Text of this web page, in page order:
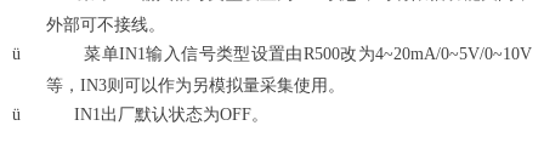
外部可不接线。
ü
菜单IN1输入信号类型设置由R500改为4~20mA/0~5V/0~10V
等，IN3则可以作为另模拟量采集使用。
ü
IN1出厂默认状态为OFF。